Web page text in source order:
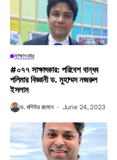
সাক্ষাৎকার
#০৭৭ সাক্ষাৎকার: পরিবেশ বান্ধব
পলিমার বিজ্ঞানী ড. মুহাম্মদ নজরুল
ইসলাম
ড. মশিউর রহমান June 24, 2023